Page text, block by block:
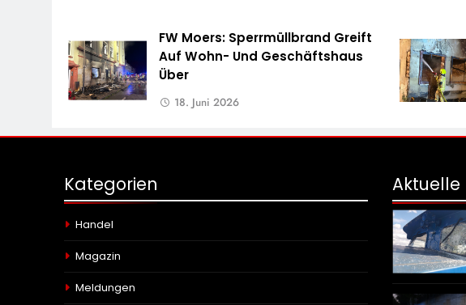
FW Moers: Sperrmüllbrand Greift
Auf Wohn- Und Geschäftshaus
Über
18. Juni 2026
Kategorien
Handel
Magazin
Meldungen
Aktuelle